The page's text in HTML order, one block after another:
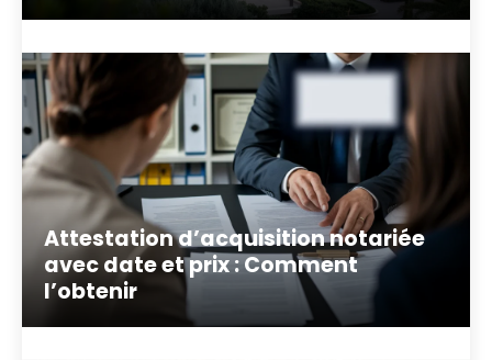
Attestation d’acquisition notariée
avec date et prix : Comment
l’obtenir